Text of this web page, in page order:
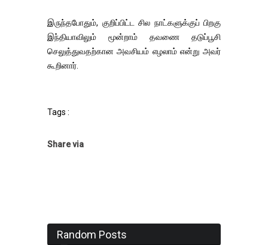
இருந்தபோதும், குறிப்பிட்ட சில நாட்களுக்குப் பிறகு
இந்தியாவிலும் மூன்றாம் தவணை தடுப்பூசி
செலுத்துவதற்கான அவசியம் எழலாம் என்று அவர்
கூறினார்.
Tags :
Share via
Random Posts